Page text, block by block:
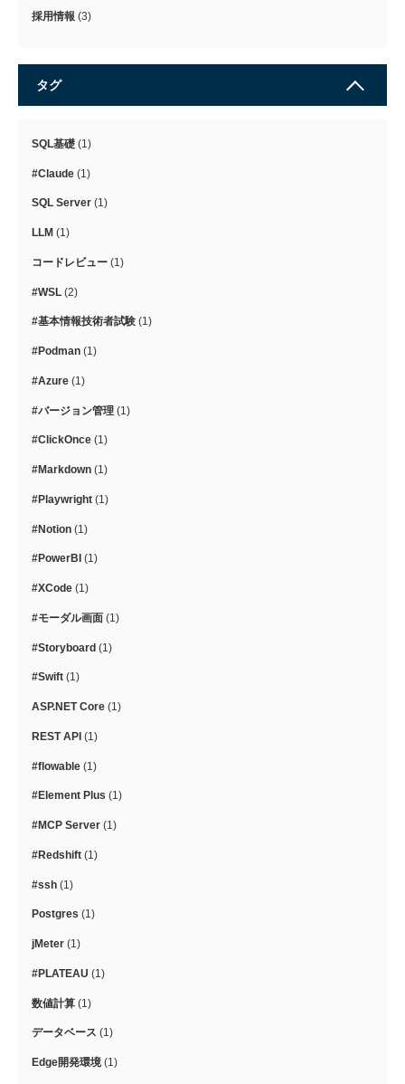
採用情報 (3)
タグ
SQL基礎 (1)
#Claude (1)
SQL Server (1)
LLM (1)
コードレビュー (1)
#WSL (2)
#基本情報技術者試験 (1)
#Podman (1)
#Azure (1)
#バージョン管理 (1)
#ClickOnce (1)
#Markdown (1)
#Playwright (1)
#Notion (1)
#PowerBI (1)
#XCode (1)
#モーダル画面 (1)
#Storyboard (1)
#Swift (1)
ASP.NET Core (1)
REST API (1)
#flowable (1)
#Element Plus (1)
#MCP Server (1)
#Redshift (1)
#ssh (1)
Postgres (1)
jMeter (1)
#PLATEAU (1)
数値計算 (1)
データベース (1)
Edge開発環境 (1)